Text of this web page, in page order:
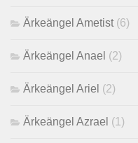
Ärkeängel Ametist (6)
Ärkeängel Anael (2)
Ärkeängel Ariel (2)
Ärkeängel Azrael (1)